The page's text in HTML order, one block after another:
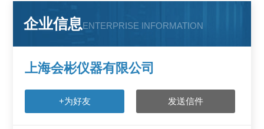
企业信息ENTERPRISE INFORMATION
上海会彬仪器有限公司
+为好友 发送信件